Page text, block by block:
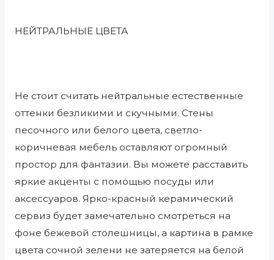
НЕЙТРАЛЬНЫЕ ЦВЕТА
Не стоит считать нейтральные естественные
оттенки безликими и скучными. Стены
песочного или белого цвета, светло-
коричневая мебель оставляют огромный
простор для фантазии. Вы можете расставить
яркие акценты с помощью посуды или
аксессуаров. Ярко-красный керамический
сервиз будет замечательно смотреться на
фоне бежевой столешницы, а картина в рамке
цвета сочной зелени не затеряется на белой